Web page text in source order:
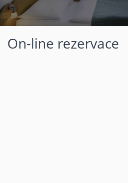
On-line rezervace